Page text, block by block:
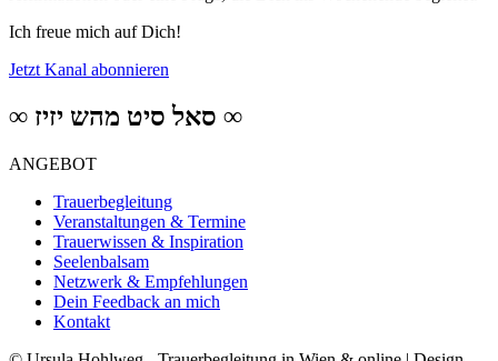
Ich freue mich auf Dich!
Jetzt Kanal abonnieren
∞ סאל סיט מהש יזיז ∞
ANGEBOT
Trauerbegleitung
Veranstaltungen & Termine
Trauerwissen & Inspiration
Seelenbalsam
Netzwerk & Empfehlungen
Dein Feedback an mich
Kontakt